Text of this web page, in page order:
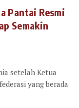
Pantai Resmi
Semakin
setelah Ketua
yang berada